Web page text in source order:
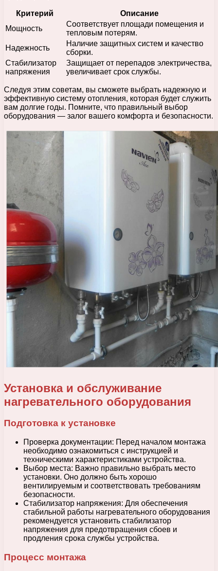
Критерий
Описание
Мощность
Соответствует площади помещения и
тепловым потерям.
Надежность
Наличие защитных систем и качество
сборки.
Стабилизатор
напряжения
Защищает от перепадов электричества,
увеличивает срок службы.
Следуя этим советам, вы сможете выбрать надежную и
эффективную систему отопления, которая будет служить
вам долгие годы. Помните, что правильный выбор
оборудования — залог вашего комфорта и безопасности.
Установка и обслуживание
нагревательного оборудования
Подготовка к установке
Проверка документации: Перед началом монтажа
необходимо ознакомиться с инструкцией и
техническими характеристиками устройства.
Выбор места: Важно правильно выбрать место
установки. Оно должно быть хорошо
вентилируемым и соответствовать требованиям
безопасности.
Стабилизатор напряжения: Для обеспечения
стабильной работы нагревательного оборудования
рекомендуется установить стабилизатор
напряжения для предотвращения сбоев и
продления срока службы устройства.
Процесс монтажа